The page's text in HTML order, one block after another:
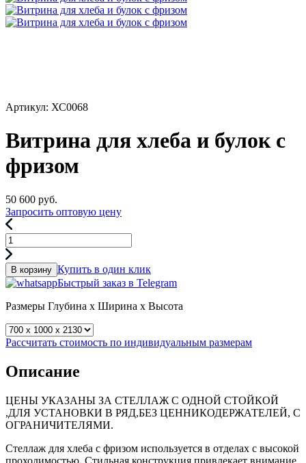
Артикул: ХС0068
Витрина для хлеба и булок с
фризом
50 600 руб.
Запросить оптовую цену
В корзину Купить в один клик
Быстрый заказ в Telegram
Размеры Глубина x Ширина x Высота
Рассчитать стоимость по индивидуальным размерам
Описание
ЦЕНЫ УКАЗАНЫ ЗА СТЕЛЛАЖ С ОДНОЙ СТОЙКОЙ
,ДЛЯ УСТАНОВКИ В РЯД,БЕЗ ЦЕННИКОДЕРЖАТЕЛЕЙ, С
ОГРАНИЧИТЕЛЯМИ.
Стеллаж для хлеба с фризом используется в отделах с высокой
проходимостью. Стильная конструкция привлекает внимание